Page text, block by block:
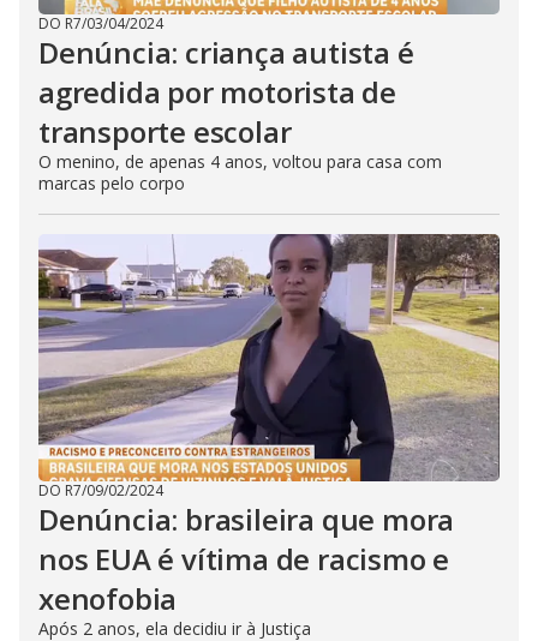
DO R7/03/04/2024
Denúncia: criança autista é
agredida por motorista de
transporte escolar
O menino, de apenas 4 anos, voltou para casa com
marcas pelo corpo
DO R7/09/02/2024
Denúncia: brasileira que mora
nos EUA é vítima de racismo e
xenofobia
Após 2 anos, ela decidiu ir à Justiça